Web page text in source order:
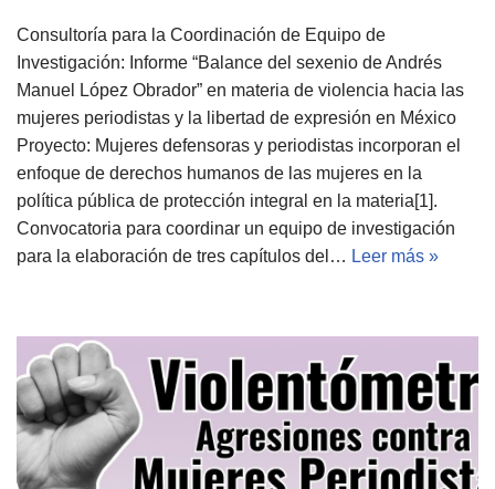
Consultoría para la Coordinación de Equipo de
Investigación: Informe “Balance del sexenio de Andrés
Manuel López Obrador” en materia de violencia hacia las
mujeres periodistas y la libertad de expresión en México
Proyecto: Mujeres defensoras y periodistas incorporan el
enfoque de derechos humanos de las mujeres en la
política pública de protección integral en la materia[1].
Convocatoria para coordinar un equipo de investigación
para la elaboración de tres capítulos del… Leer más »